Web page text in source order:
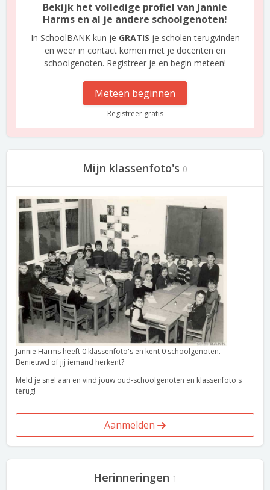
Bekijk het volledige profiel van Jannie
Harms en al je andere schoolgenoten!
In SchoolBANK kun je GRATIS je scholen terugvinden
en weer in contact komen met je docenten en
schoolgenoten. Registreer je en begin meteen!
Meteen beginnen
Registreer gratis
Mijn klassenfoto's 0
Jannie Harms heeft 0 klassenfoto's en kent 0 schoolgenoten.
Benieuwd of jij iemand herkent?
Meld je snel aan en vind jouw oud-schoolgenoten en klassenfoto's
terug!
Aanmelden
Herinneringen 1